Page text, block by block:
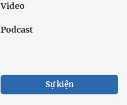
Video
Podcast
Sự kiện